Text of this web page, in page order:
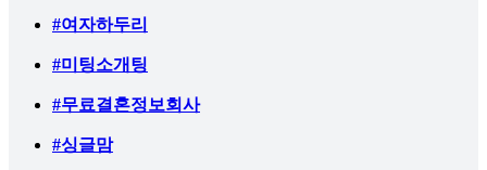
#여자하두리
#미팅소개팅
#무료결혼정보회사
#싱글맘